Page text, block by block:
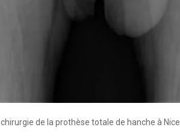
chirurgie de la prothèse totale de hanche à Nice